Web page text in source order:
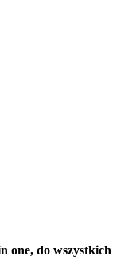
one, do wszystkich